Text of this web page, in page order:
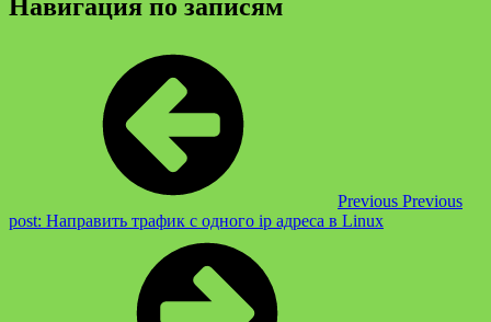
Навигация по записям
Previous Previous
post: Направить трафик с одного ip адреса в Linux